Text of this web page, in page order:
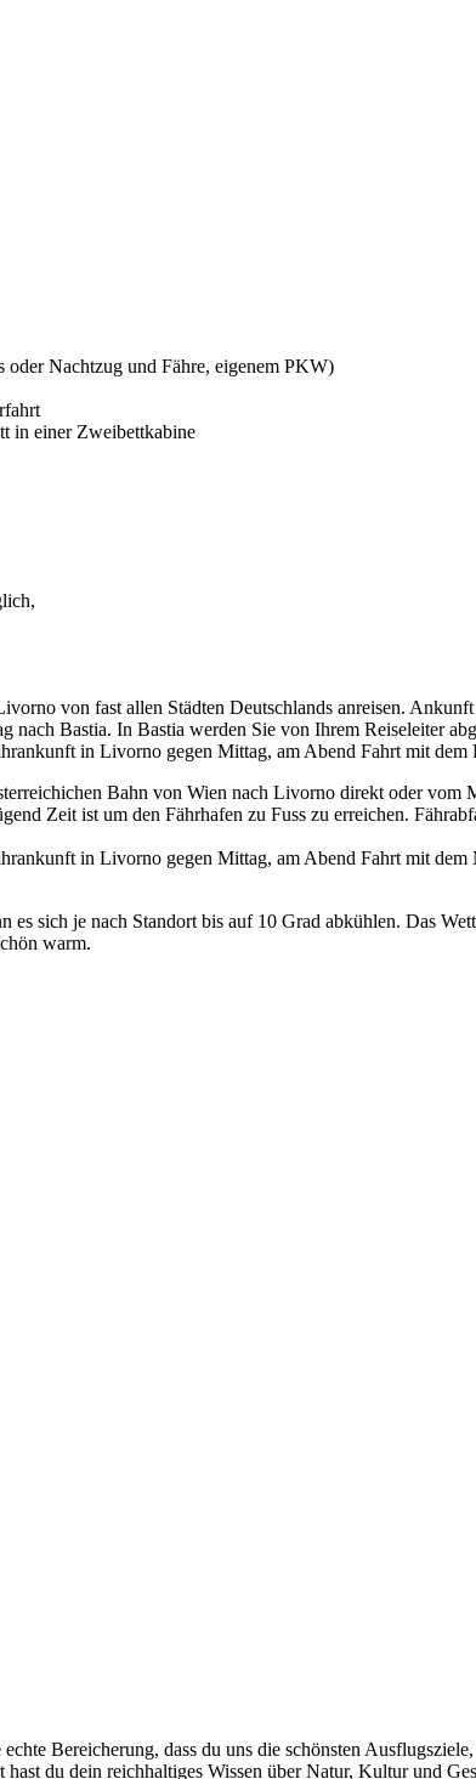
Nachtzug und Fähre, eigenem PKW)
in einer Zweibettkabine
von fast allen Städten Deutschlands anreisen.
Bastia. In Bastia werden Sie von Ihrem Reiseleiter
in Livorno gegen Mittag, am Abend Fahrt mit
Bahn von Wien nach Livorno direkt oder
Zeit ist um den Fährhafen zu Fuss zu erreichen.
in Livorno gegen Mittag, am Abend Fahrt mit
sich je nach Standort bis auf 10 Grad abkühlen. Das
warm.
Bereicherung, dass du uns die schönsten
du dein reichhaltiges Wissen über Natur, Kultur und